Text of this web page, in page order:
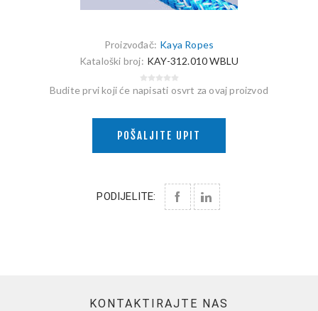
Proizvođač: Kaya Ropes
Kataloški broj: KAY-312.010 WBLU
Budite prvi koji će napisati osvrt za ovaj proizvod
POŠALJITE UPIT
PODIJELITE:
KONTAKTIRAJTE NAS